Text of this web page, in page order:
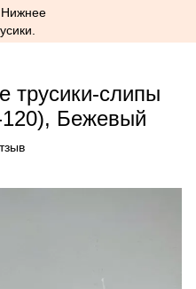
трусики-слипы
Бежевый